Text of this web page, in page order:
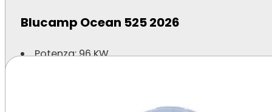
Blucamp Ocean 525 2026
Potenza: 96 KW